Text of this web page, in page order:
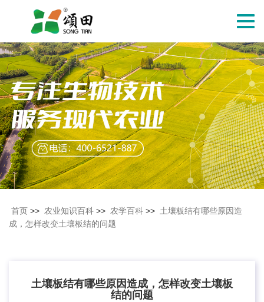
切
导
航
首页 >> 农业知识百科 >> 农学百科 >> 土壤板结有哪些原因造
成，怎样改变土壤板结的问题
土壤板结有哪些原因造成，怎样改变土壤板
结的问题